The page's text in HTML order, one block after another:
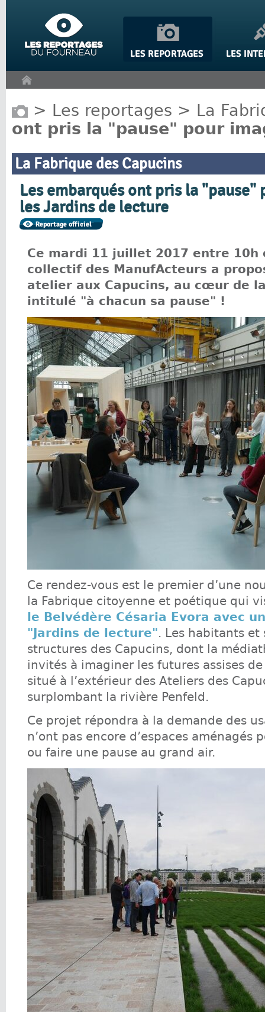
> Les reportages > La
ont pris la "pause" pour
La Fabrique des Capucins
Les embarqués ont pris la "pause"
les Jardins de lecture
Ce mardi 11 juillet 2017 entre 10h
collectif des ManufActeurs a
atelier aux Capucins, au cœur de
intitulé "à chacun sa pause" !
Ce rendez-vous est le premier d’une
la Fabrique citoyenne et poétique qui
le Belvédère Césaria Evora avec
"Jardins de lecture". Les habitants et
structures des Capucins, dont la
invités à imaginer les futures assises
situé à l’extérieur des Ateliers des
surplombant la rivière Penfeld.
Ce projet répondra à la demande des
n’ont pas encore d’espaces aménagés
ou faire une pause au grand air.